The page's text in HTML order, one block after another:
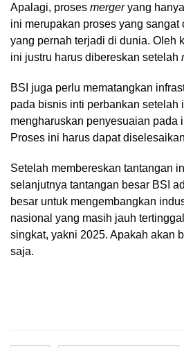
Apalagi, proses mergeryang
ini merupakan proses yang sangat
yang pernah terjadi di dunia. Oleh
ini justru harus dibereskan setelah
BSI juga perlu mematangkan
pada bisnis inti perbankan setelah
mengharuskan penyesuaian pada
Proses ini harus dapat
Setelah membereskan tantangan
selanjutnya tantangan besar BSI
besar untuk mengembangkan
nasional yang masih jauh
singkat, yakni 2025. Apakah akan
saja.